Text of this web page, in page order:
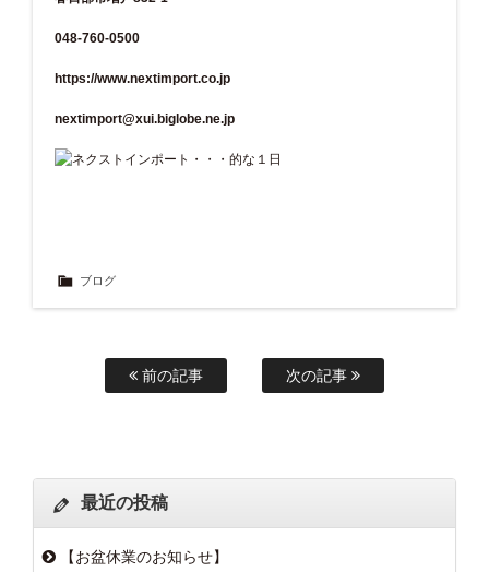
048-760-0500
https://www.nextimport.co.jp
nextimport@xui.biglobe.ne.jp
ブログ
前の記事 次の記事
最近の投稿
【お盆休業のお知らせ】